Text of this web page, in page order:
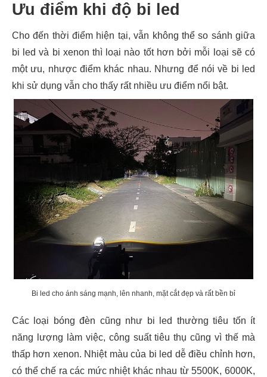
Ưu điểm khi độ bi led
Cho đến thời điểm hiện tại, vẫn không thể so sánh giữa
bi led và bi xenon thì loại nào tốt hơn bởi mỗi loại sẽ có
một ưu, nhược điểm khác nhau. Nhưng để nói về bi led
khi sử dụng vẫn cho thấy rất nhiều ưu điểm nổi bật.
Bi led cho ánh sáng mạnh, lên nhanh, mặt cắt đẹp và rất bền bỉ
Các loại bóng đèn cũng như bi led thường tiêu tốn ít
năng lượng làm việc, công suất tiêu thụ cũng vì thế mà
thấp hơn xenon. Nhiệt màu của bi led dễ điều chỉnh hơn,
có thể chế ra các mức nhiệt khác nhau từ 5500K, 6000K,